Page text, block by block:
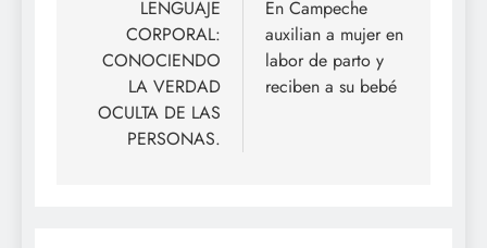
entradas
LENGUAJE
CORPORAL:
CONOCIENDO
LA VERDAD
OCULTA DE LAS
PERSONAS.
En Campeche
auxilian a mujer en
labor de parto y
reciben a su bebé